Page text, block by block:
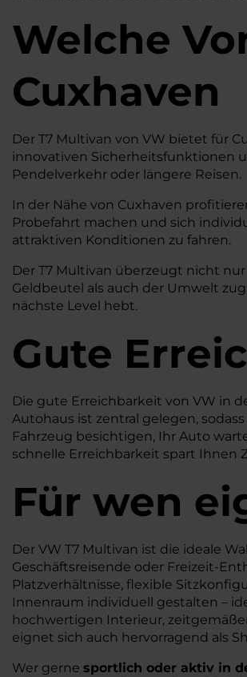
Welche
Cuxhaven
Der T7 Multivan von VW bietet für
innovativen Sicherheitsfunktionen
Pendelverkehr oder längere Reisen.
In der Nähe von Cuxhaven
Probefahrt machen und sich
attraktiven Konditionen zu fahren.
Der T7 Multivan überzeugt nicht
Geldbeutel als auch der Umwelt
nächste Level hebt.
Gute
Die gute Erreichbarkeit von VW in
Autohaus ist zentral gelegen,
Fahrzeug besichtigen, Ihr Auto
schnelle Erreichbarkeit spart Ihnen
Für wen
Der VW T7 Multivan ist die ideale
Geschäftsreisende oder Freizeit-
Platzverhältnisse, flexible
Innenraum individuell gestalten –
hochwertigen Interieur,
eignet sich auch hervorragend als
Wer gerne sportlich oder aktiv in